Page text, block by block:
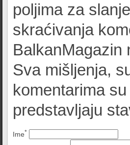
poljima za
skraćivanja
BalkanMagazin
Sva mišljenja,
komentarima
predstavljaju
Ime*